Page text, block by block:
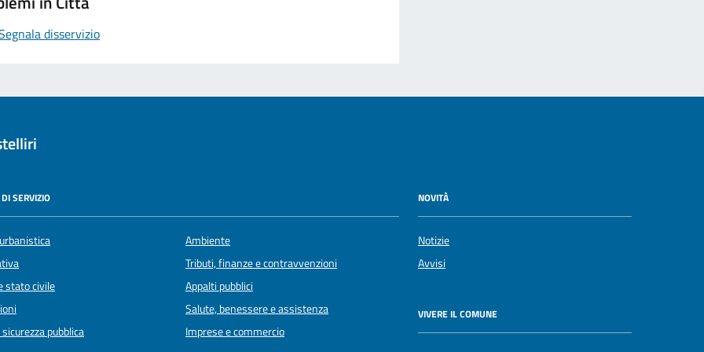
disservizio
SERVIZIO
stato civile
pubblica
Ambiente
Tributi, finanze e contravvenzioni
Appalti pubblici
Salute, benessere e assistenza
Imprese e commercio
NOVITÀ
Notizie
Avvisi
VIVERE IL COMUNE